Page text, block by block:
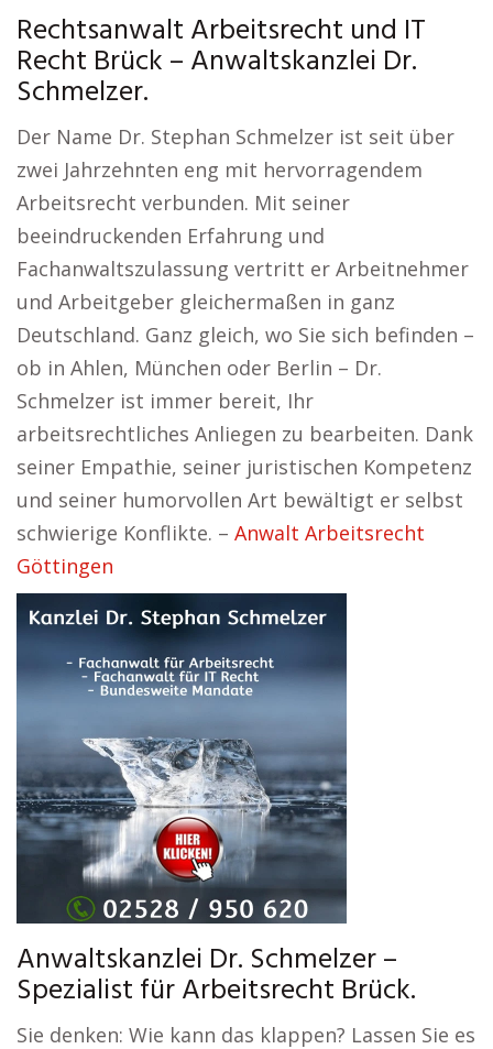
Rechtsanwalt Arbeitsrecht und IT
Recht Brück – Anwaltskanzlei Dr.
Schmelzer.
Der Name Dr. Stephan Schmelzer ist seit über
zwei Jahrzehnten eng mit hervorragendem
Arbeitsrecht verbunden. Mit seiner
beeindruckenden Erfahrung und
Fachanwaltszulassung vertritt er Arbeitnehmer
und Arbeitgeber gleichermaßen in ganz
Deutschland. Ganz gleich, wo Sie sich befinden –
ob in Ahlen, München oder Berlin – Dr.
Schmelzer ist immer bereit, Ihr
arbeitsrechtliches Anliegen zu bearbeiten. Dank
seiner Empathie, seiner juristischen Kompetenz
und seiner humorvollen Art bewältigt er selbst
schwierige Konflikte. – Anwalt Arbeitsrecht
Göttingen
Anwaltskanzlei Dr. Schmelzer –
Spezialist für Arbeitsrecht Brück.
Sie denken: Wie kann das klappen? Lassen Sie es